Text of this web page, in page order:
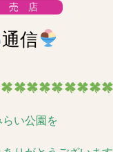
売 店
通信
い公園を